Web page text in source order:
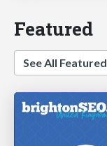
Featured
See All Featured